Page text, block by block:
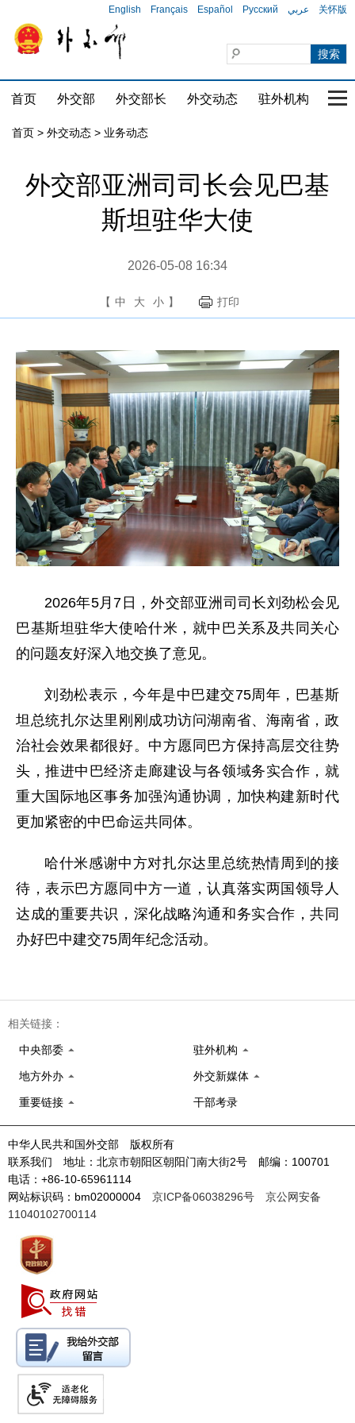
English Français Español Русский عربي 关怀版
首页 外交部 外交部长 外交动态 驻外机构 国
首页 > 外交动态 > 业务动态
外交部亚洲司司长会见巴基
斯坦驻华大使
2026-05-08 16:34
【 中 大 小 】 打印
2026年5月7日，外交部亚洲司司长刘劲松会见
巴基斯坦驻华大使哈什米，就中巴关系及共同关心
的问题友好深入地交换了意见。
刘劲松表示，今年是中巴建交75周年，巴基斯
坦总统扎尔达里刚刚成功访问湖南省、海南省，政
治社会效果都很好。中方愿同巴方保持高层交往势
头，推进中巴经济走廊建设与各领域务实合作，就
重大国际地区事务加强沟通协调，加快构建新时代
更加紧密的中巴命运共同体。
哈什米感谢中方对扎尔达里总统热情周到的接
待，表示巴方愿同中方一道，认真落实两国领导人
达成的重要共识，深化战略沟通和务实合作，共同
办好巴中建交75周年纪念活动。
相关链接：
中央部委 驻外机构
地方外办 外交新媒体
重要链接 干部考录
中华人民共和国外交部 版权所有
联系我们 地址：北京市朝阳区朝阳门南大街2号 邮编：100701
电话：+86-10-65961114
网站标识码：bm02000004 京ICP备06038296号
京公网安备
11040102700114